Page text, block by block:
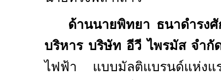
ด้านนายพิทยา ธนาดำรง
บริหาร บริษัท อีวี ไพรมัส จำกั
ไฟฟ้า แบบมัลติแบรนด์แห่งแ